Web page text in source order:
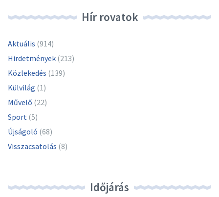
Hír rovatok
Aktuális (914)
Hirdetmények (213)
Közlekedés (139)
Külvilág (1)
Művelő (22)
Sport (5)
Újságoló (68)
Visszacsatolás (8)
Időjárás